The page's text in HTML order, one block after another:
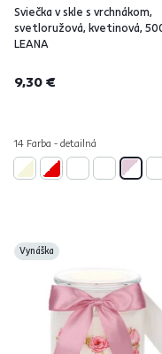
Sviečka v skle s vrchnákom,
svetloružová, kvetinová,
LEANA
9,30 €
14 Farba - detailná
Vynáška